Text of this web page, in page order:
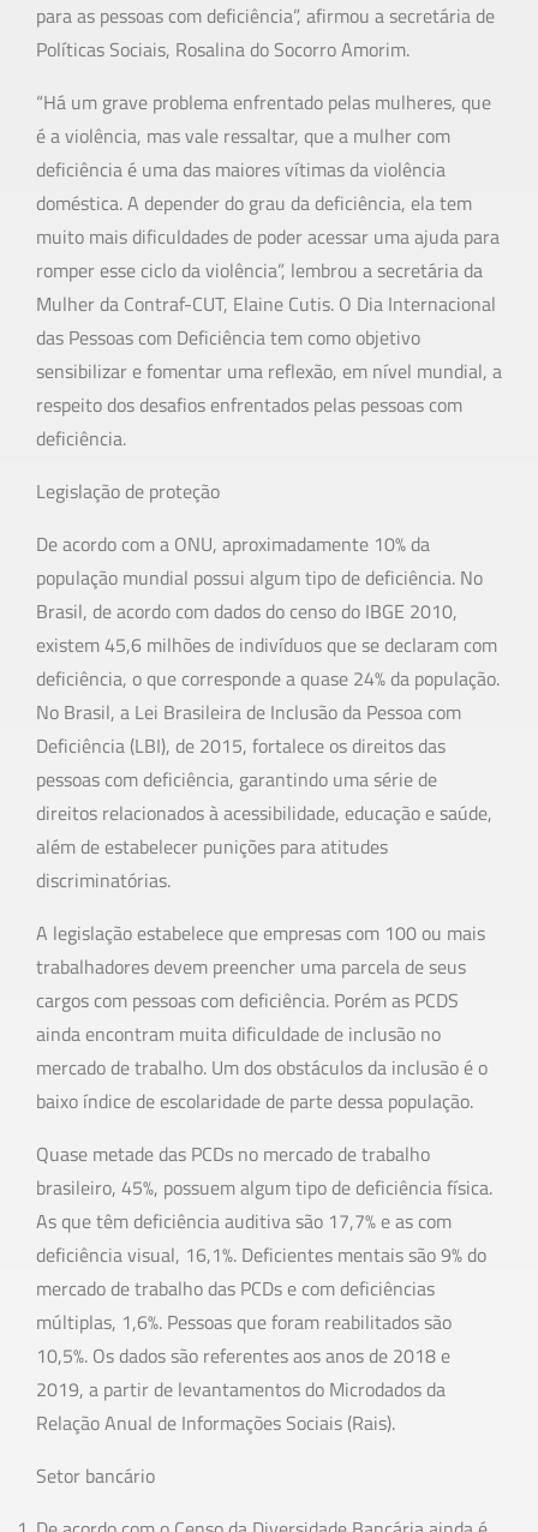
para as pessoas com deficiência”, afirmou a secretária de
Políticas Sociais, Rosalina do Socorro Amorim.
“Há um grave problema enfrentado pelas mulheres, que
é a violência, mas vale ressaltar, que a mulher com
deficiência é uma das maiores vítimas da violência
doméstica. A depender do grau da deficiência, ela tem
muito mais dificuldades de poder acessar uma ajuda para
romper esse ciclo da violência”, lembrou a secretária da
Mulher da Contraf-CUT, Elaine Cutis. O Dia Internacional
das Pessoas com Deficiência tem como objetivo
sensibilizar e fomentar uma reflexão, em nível mundial, a
respeito dos desafios enfrentados pelas pessoas com
deficiência.
Legislação de proteção
De acordo com a ONU, aproximadamente 10% da
população mundial possui algum tipo de deficiência. No
Brasil, de acordo com dados do censo do IBGE 2010,
existem 45,6 milhões de indivíduos que se declaram com
deficiência, o que corresponde a quase 24% da população.
No Brasil, a Lei Brasileira de Inclusão da Pessoa com
Deficiência (LBI), de 2015, fortalece os direitos das
pessoas com deficiência, garantindo uma série de
direitos relacionados à acessibilidade, educação e saúde,
além de estabelecer punições para atitudes
discriminatórias.
A legislação estabelece que empresas com 100 ou mais
trabalhadores devem preencher uma parcela de seus
cargos com pessoas com deficiência. Porém as PCDS
ainda encontram muita dificuldade de inclusão no
mercado de trabalho. Um dos obstáculos da inclusão é o
baixo índice de escolaridade de parte dessa população.
Quase metade das PCDs no mercado de trabalho
brasileiro, 45%, possuem algum tipo de deficiência física.
As que têm deficiência auditiva são 17,7% e as com
deficiência visual, 16,1%. Deficientes mentais são 9% do
mercado de trabalho das PCDs e com deficiências
múltiplas, 1,6%. Pessoas que foram reabilitados são
10,5%. Os dados são referentes aos anos de 2018 e
2019, a partir de levantamentos do Microdados da
Relação Anual de Informações Sociais (Rais).
Setor bancário